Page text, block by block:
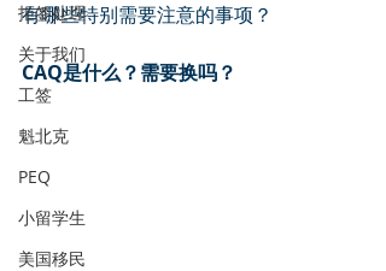
拒签处理
关于我们
工签
魁北克
PEQ
小留学生
美国移民
有哪些特别需要注意的事项？
CAQ是什么？需要换吗？